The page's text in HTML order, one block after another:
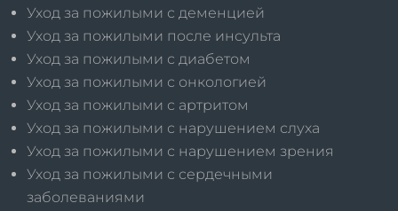
Уход за пожилыми с деменцией
Уход за пожилыми после инсульта
Уход за пожилыми с диабетом
Уход за пожилыми с онкологией
Уход за пожилыми с артритом
Уход за пожилыми с нарушением слуха
Уход за пожилыми с нарушением зрения
Уход за пожилыми с сердечными
заболеваниями